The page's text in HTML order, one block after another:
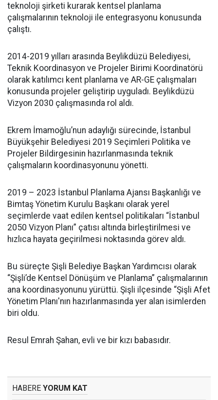
teknoloji şirketi kurarak kentsel planlama
çalışmalarının teknoloji ile entegrasyonu konusunda
çalıştı.
2014-2019 yılları arasında Beylikdüzü Belediyesi,
Teknik Koordinasyon ve Projeler Birimi Koordinatörü
olarak katılımcı kent planlama ve AR-GE çalışmaları
konusunda projeler geliştirip uyguladı. Beylikdüzü
Vizyon 2030 çalışmasında rol aldı.
Ekrem İmamoğlu’nun adaylığı sürecinde, İstanbul
Büyükşehir Belediyesi 2019 Seçimleri Politika ve
Projeler Bildirgesinin hazırlanmasında teknik
çalışmaların koordinasyonunu yönetti.
2019 – 2023 İstanbul Planlama Ajansı Başkanlığı ve
Bimtaş Yönetim Kurulu Başkanı olarak yerel
seçimlerde vaat edilen kentsel politikaları “İstanbul
2050 Vizyon Planı” çatısı altında birleştirilmesi ve
hızlıca hayata geçirilmesi noktasında görev aldı.
Bu süreçte Şişli Belediye Başkan Yardımcısı olarak
“Şişli’de Kentsel Dönüşüm ve Planlama” çalışmalarının
ana koordinasyonunu yürüttü. Şişli ilçesinde “Şişli Afet
Yönetim Planı'nın hazırlanmasında yer alan isimlerden
biri oldu.
Resul Emrah Şahan, evli ve bir kızı babasıdır.
HABERE YORUM KAT